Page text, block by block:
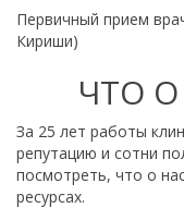
Первичный прием
Кириши)
ЧТО
За 25 лет работы
репутацию и сотни
посмотреть, что о
ресурсах.